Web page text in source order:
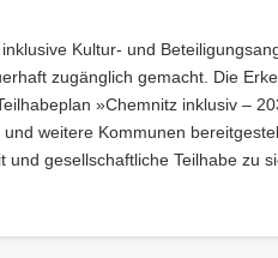
Kultur- und
zugänglich gemacht. Die
»Chemnitz inklusiv –
weitere Kommunen
gesellschaftliche Teilhabe zu